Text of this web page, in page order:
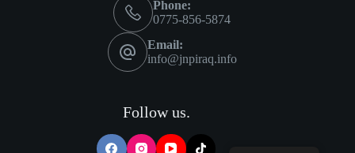
Phone:
0775-856-5874
Email:
info@jnpiraq.info
Follow us.